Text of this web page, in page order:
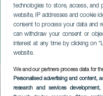
technologies to store, access, and
website, IP addresses and cookie
consent to process your data and
can withdraw your consent or
interest at any time by clicking on
website.
We and our partners process data for
Personalised advertising and content,
research and services development,
Arce i konsert
TENERIFE
Imagen
Listado